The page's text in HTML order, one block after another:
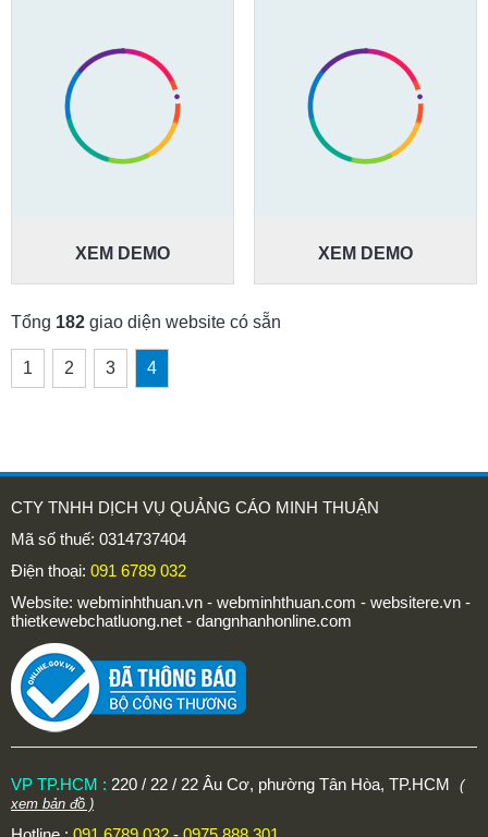
XEM DEMO XEM DEMO
Tổng 182 giao diện website có sẵn
1 2 3 4
CTY TNHH DỊCH VỤ QUẢNG CÁO MINH THUẬN
Mã số thuế: 0314737404
Điện thoại: 091 6789 032
Website: webminhthuan.vn - webminhthuan.com - websitere.vn -
thietkewebchatluong.net - dangnhanhonline.com
VP TP.HCM : 220 / 22 / 22 Âu Cơ, phường Tân Hòa, TP.HCM
(
xem bản đồ )